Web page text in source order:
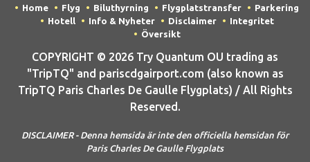
Home Flyg Biluthyrning Flygplatstransfer
Parkering
Hotell
Info & Nyheter Disclaimer
Integritet
Översikt
COPYRIGHT © 2026 Try Quantum OU trading as
"TripTQ" and pariscdgairport.com (also known as
TripTQ Paris Charles De Gaulle Flygplats) / All Rights
Reserved.
DISCLAIMER - Denna hemsida är inte den officiella hemsidan för
Paris Charles De Gaulle Flygplats